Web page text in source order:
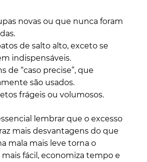
novas ou que nunca foram
de salto alto, exceto se
indispensáveis.
de “caso precise”, que
são usados.
frágeis ou volumosos.
lembrar que o excesso
mais desvantagens do que
mala mais leve torna o
fácil, economiza tempo e